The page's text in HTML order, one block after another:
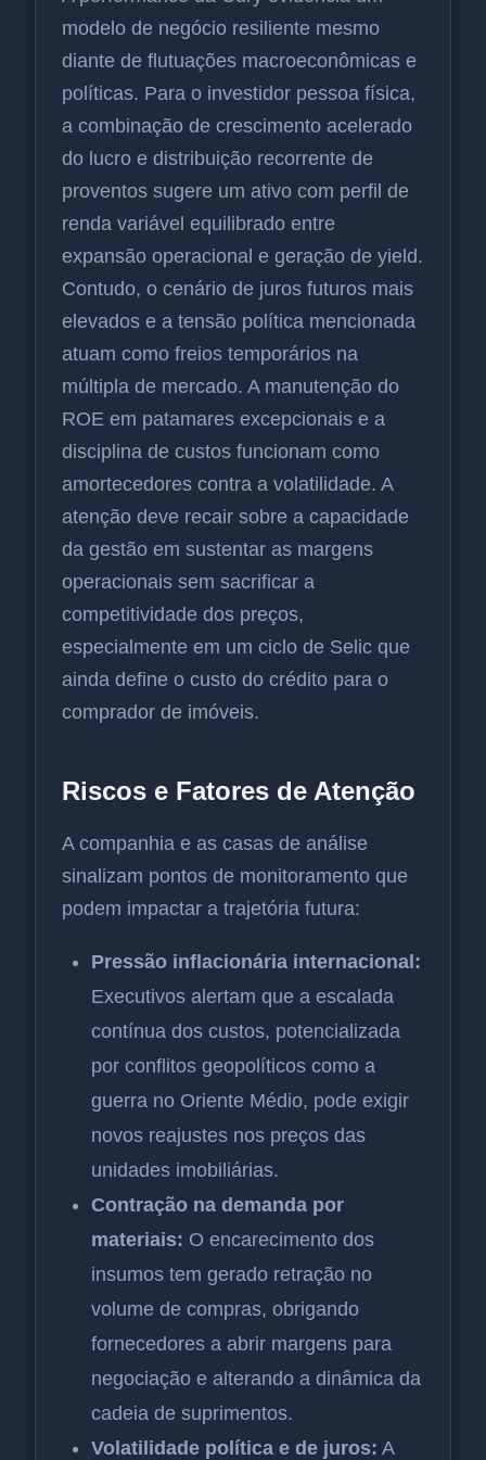
modelo de negócio resiliente mesmo
diante de flutuações macroeconômicas e
políticas. Para o investidor pessoa física,
a combinação de crescimento acelerado
do lucro e distribuição recorrente de
proventos sugere um ativo com perfil de
renda variável equilibrado entre
expansão operacional e geração de yield.
Contudo, o cenário de juros futuros mais
elevados e a tensão política mencionada
atuam como freios temporários na
múltipla de mercado. A manutenção do
ROE em patamares excepcionais e a
disciplina de custos funcionam como
amortecedores contra a volatilidade. A
atenção deve recair sobre a capacidade
da gestão em sustentar as margens
operacionais sem sacrificar a
competitividade dos preços,
especialmente em um ciclo de Selic que
ainda define o custo do crédito para o
comprador de imóveis.
Riscos e Fatores de Atenção
A companhia e as casas de análise
sinalizam pontos de monitoramento que
podem impactar a trajetória futura:
Pressão inflacionária internacional:
Executivos alertam que a escalada
contínua dos custos, potencializada
por conflitos geopolíticos como a
guerra no Oriente Médio, pode exigir
novos reajustes nos preços das
unidades imobiliárias.
Contração na demanda por
materiais: O encarecimento dos
insumos tem gerado retração no
volume de compras, obrigando
fornecedores a abrir margens para
negociação e alterando a dinâmica da
cadeia de suprimentos.
Volatilidade política e de juros: A